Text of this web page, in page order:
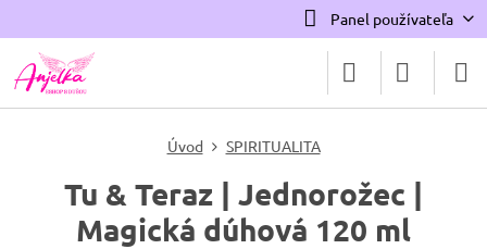
Panel používateľa
Úvod SPIRITUALITA
Tu & Teraz | Jednorožec |
Magická dúhová 120 ml